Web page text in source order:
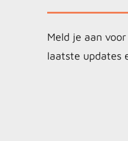
Meld je aan
laatste updates